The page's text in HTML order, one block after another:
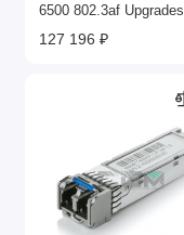
6500 802.3af Upgrades
127 196 ₽